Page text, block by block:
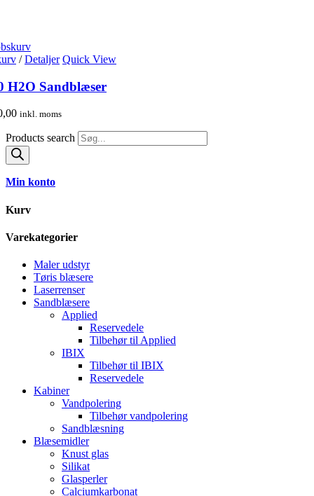
/ Detaljer Quick View
H2O Sandblæser
inkl. moms
Products search
Min konto
Kurv
Varekategorier
Maler udstyr
Tøris blæsere
Laserrenser
Sandblæsere
Applied
Reservedele
Tilbehør til Applied
IBIX
Tilbehør til IBIX
Reservedele
Kabiner
Vandpolering
Tilbehør vandpolering
Sandblæsning
Blæsemidler
Knust glas
Silikat
Glasperler
Calciumkarbonat